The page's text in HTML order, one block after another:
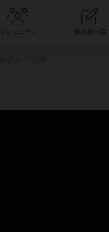
コミュニティ